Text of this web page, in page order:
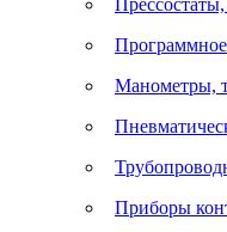
Программное
Манометры,
Приборы